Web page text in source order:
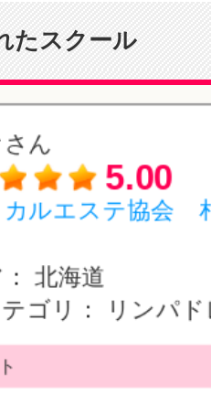
たスクール
5.00
ステ協会 札幌学
道
： リンパドレナ